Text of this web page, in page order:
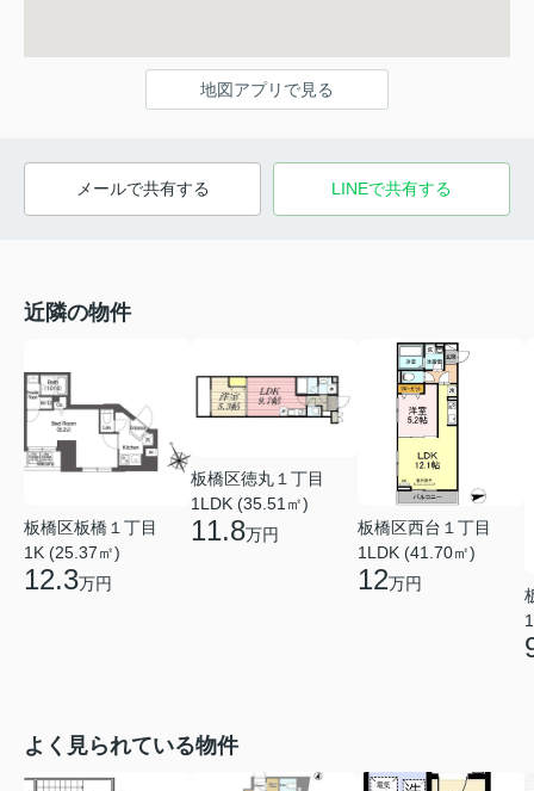
地図アプリで見る
メールで共有する LINEで共有する
近隣の物件
板橋区板橋１丁目
1K (25.37㎡)
12.3万円
板橋区徳丸１丁目
1LDK (35.51㎡)
11.8万円
板橋区西台１丁目
1LDK (41.70㎡)
12万円
よく見られている物件